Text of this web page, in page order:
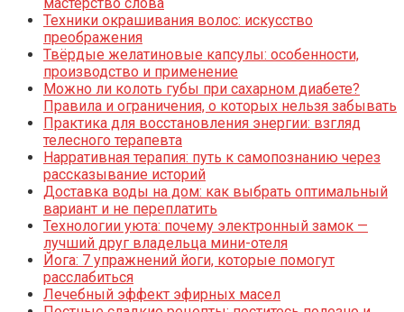
мастерство слова
Техники окрашивания волос: искусство
преображения
Твёрдые желатиновые капсулы: особенности,
производство и применение
Можно ли колоть губы при сахарном диабете?
Правила и ограничения, о которых нельзя забывать
Практика для восстановления энергии: взгляд
телесного терапевта
Нарративная терапия: путь к самопознанию через
рассказывание историй
Доставка воды на дом: как выбрать оптимальный
вариант и не переплатить
Технологии уюта: почему электронный замок —
лучший друг владельца мини-отеля
Йога: 7 упражнений йоги, которые помогут
расслабиться
Лечебный эффект эфирных масел